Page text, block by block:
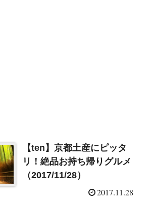
【ten】京都土産にピッタ
リ！絶品お持ち帰りグルメ
（2017/11/28）
2017.11.28